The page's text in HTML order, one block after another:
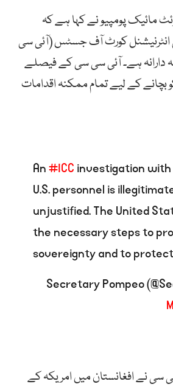
مائیک پومپیو نے کہا ہے کہ
انٹرنیشنل کورٹ آف جسٹس (آئی سی
دارانہ ہے۔ آئی سی سی کے فیصلے
کے لیے تمام ممکنہ اقدامات
An#ICC investigation
U.S. personnel is
unjustified. The United
the necessary steps to
sovereignty and to
سی نے افغانستان میں امریکہ کے